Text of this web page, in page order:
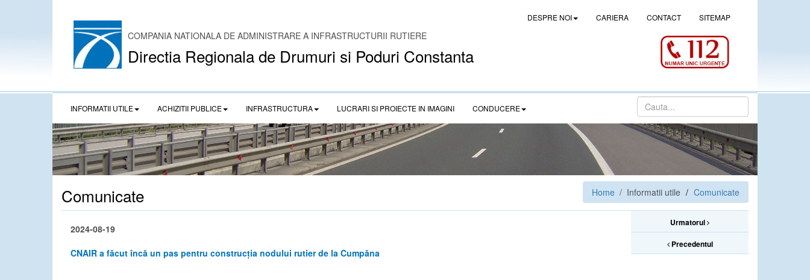
DESPRE NOI CARIERA CONTACT SITEMAP
COMPANIA NATIONALA DE ADMINISTRARE A INFRASTRUCTURII RUTIERE
Directia Regionala de Drumuri si Poduri Constanta
INFORMATII UTILE ACHIZITII PUBLICE INFRASTRUCTURA LUCRARI SI PROIECTE IN IMAGINI CONDUCERE
Comunicate Home / Informatii utile Comunicate
Urmatorul
Precedentul
2024-08-19
CNAIR a făcut încă un pas pentru construcția nodului rutier de la Cumpăna